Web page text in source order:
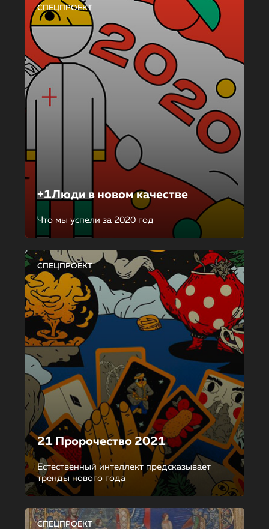
СПЕЦПРОЕКТ
+1Люди в новом качестве
Что мы успели за 2020 год
СПЕЦПРОЕКТ
21 Пророчество 2021
Естественный интеллект предсказывает
тренды нового года
СПЕЦПРОЕКТ